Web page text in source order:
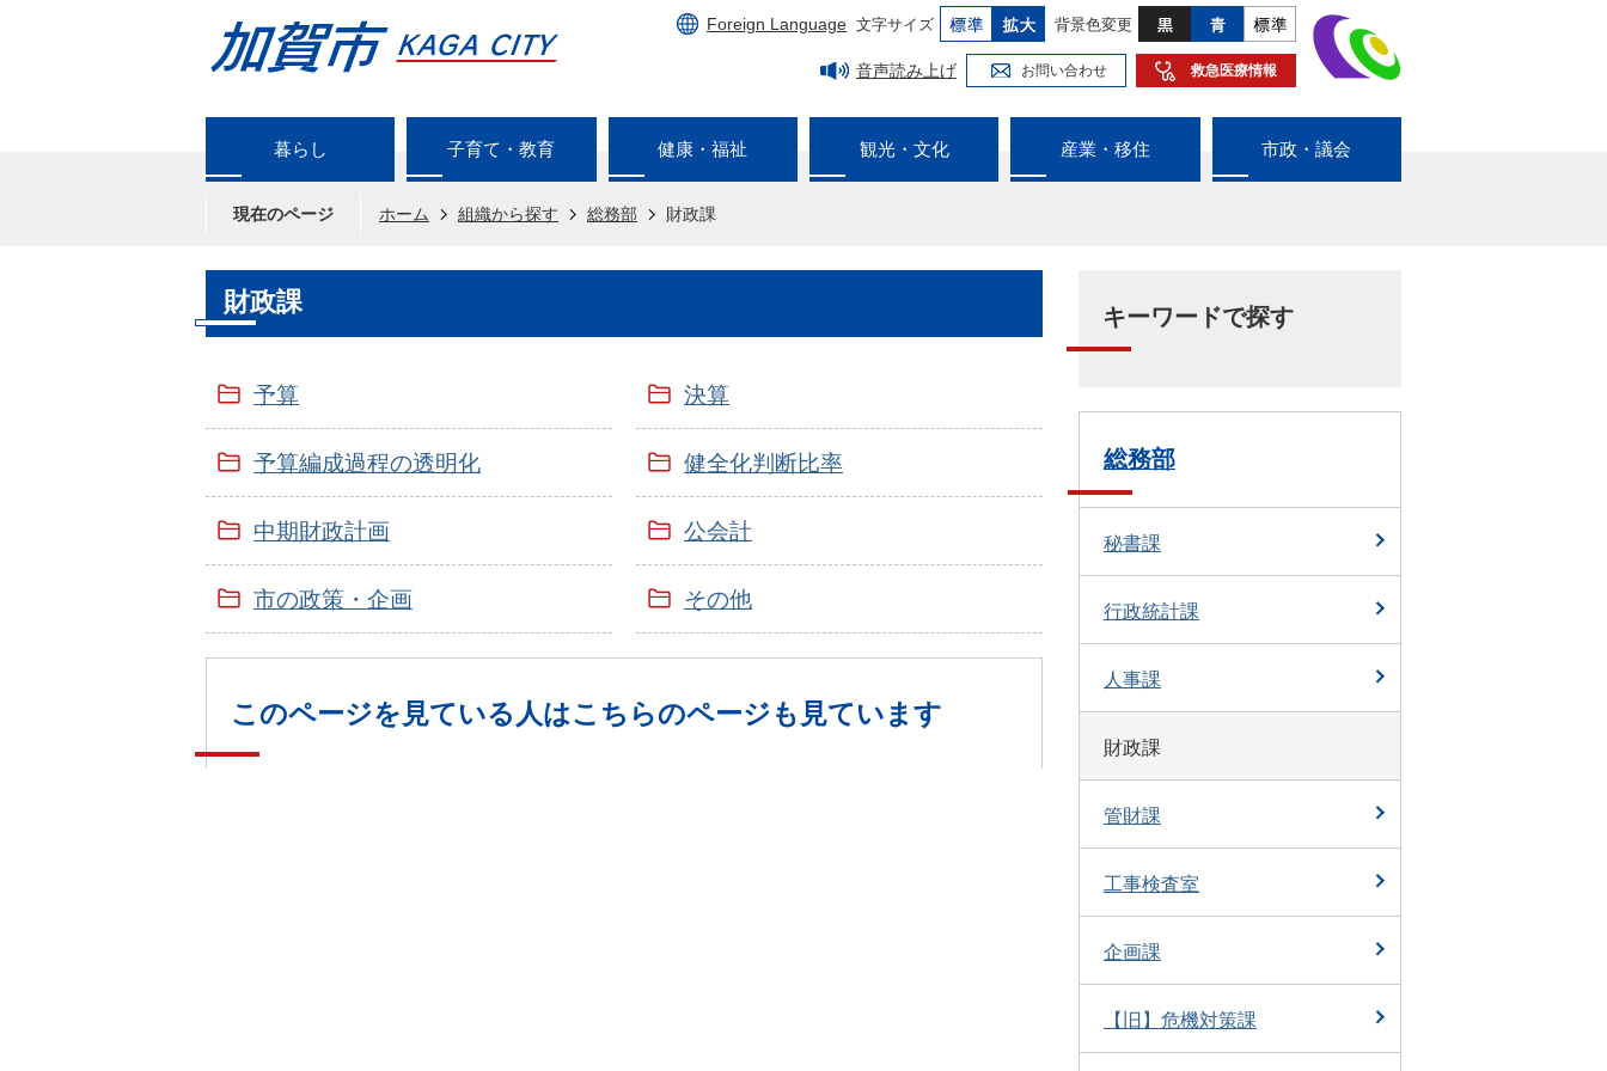
Foreign Language 文字サイズ 背景色変更
音声読み上げ お問い合わせ 救急医療情報
暮らし 子育て・教育 健康・福祉 観光・文化 産業・移住 市政・議会
現在のページ ホーム 組織から探す 総務部 財政課
財政課
予算 決算
予算編成過程の透明化 健全化判断比率
中期財政計画 公会計
市の政策・企画 その他
このページを見ている人はこちらのページも見ています
キーワードで探す
総務部
秘書課
行政統計課
人事課
財政課
管財課
工事検査室
企画課
【旧】危機対策課